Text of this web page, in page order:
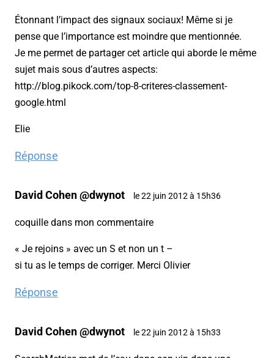
Étonnant l’impact des signaux sociaux! Même si je
pense que l’importance est moindre que mentionnée.
Je me permet de partager cet article qui aborde le même
sujet mais sous d’autres aspects:
http://blog.pikock.com/top-8-criteres-classement-
google.html
Elie
Réponse
David Cohen @dwynot le 22 juin 2012 à 15h36
coquille dans mon commentaire
« Je rejoins » avec un S et non un t –
si tu as le temps de corriger. Merci Olivier
Réponse
David Cohen @dwynot le 22 juin 2012 à 15h33